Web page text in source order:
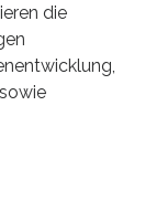
die